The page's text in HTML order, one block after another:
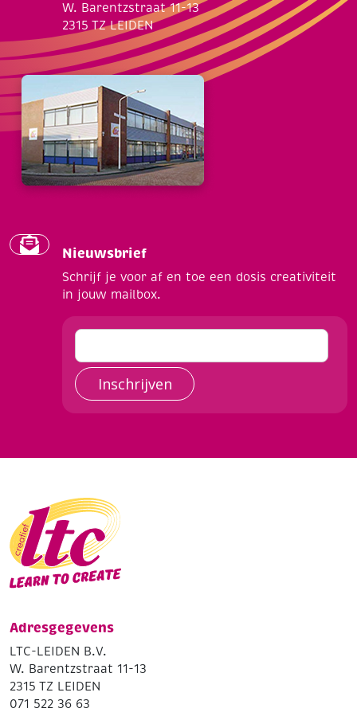
W. Barentzstraat 11-13
2315 TZ LEIDEN
Nieuwsbrief
Schrijf je voor af en toe een dosis creativiteit
in jouw mailbox.
Inschrijven
Adresgegevens
LTC-LEIDEN B.V.
W. Barentzstraat 11-13
2315 TZ LEIDEN
071 522 36 63